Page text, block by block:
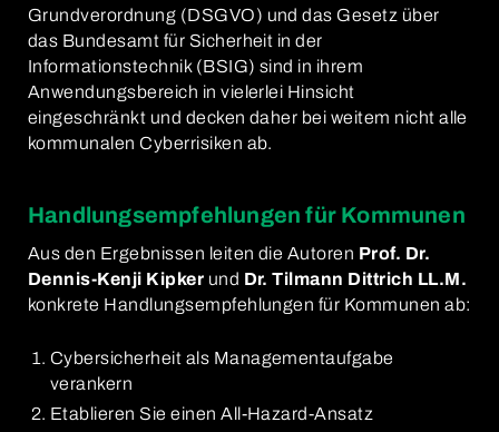
Grundverordnung (DSGVO) und das Gesetz über
das Bundesamt für Sicherheit in der
Informationstechnik (BSIG) sind in ihrem
Anwendungsbereich in vielerlei Hinsicht
eingeschränkt und decken daher bei weitem nicht alle
kommunalen Cyberrisiken ab.
Handlungsempfehlungen für Kommunen
Aus den Ergebnissen leiten die Autoren Prof. Dr.
Dennis-Kenji Kipker und Dr. Tilmann Dittrich LL.M.
konkrete Handlungsempfehlungen für Kommunen ab:
Cybersicherheit als Managementaufgabe
verankern
Etablieren Sie einen All-Hazard-Ansatz